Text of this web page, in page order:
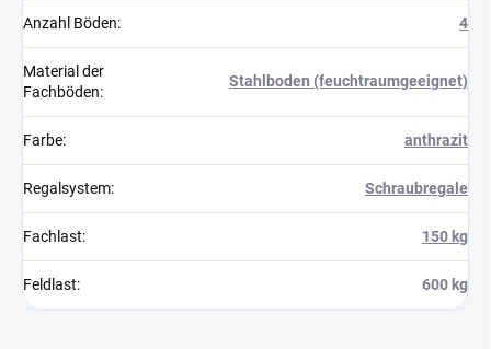
Anzahl Böden: 4
Material der
Fachböden:
Stahlboden (feuchtraumgeeignet)
Farbe: anthrazit
Regalsystem: Schraubregale
Fachlast: 150 kg
Feldlast: 600 kg